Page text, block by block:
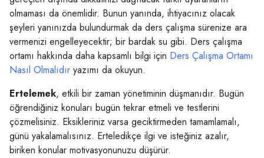
olmaması da önemlidir. Bunun yanında, ihtiyacınız olacak
şeyleri yanınızda bulundurmak da ders çalışma sürenize ara
vermenizi engelleyecektir; bir bardak su gibi. Ders çalışma
ortamı hakkında daha kapsamlı bilgi için Ders Çalışma Ortamı
Nasıl Olmalıdır yazımı da okuyun.
Ertelemek, etkili bir zaman yönetiminin düşmanıdır. Bugün
öğrendiğiniz konuları bugün tekrar etmeli ve testlerini
çözmelisiniz. Eksikleriniz varsa geciktirmeden tamamlamalı,
günü yakalamalısınız. Erteledikçe ilgi ve isteğiniz azalır,
biriken konular motivasyonunuzu düşürür.